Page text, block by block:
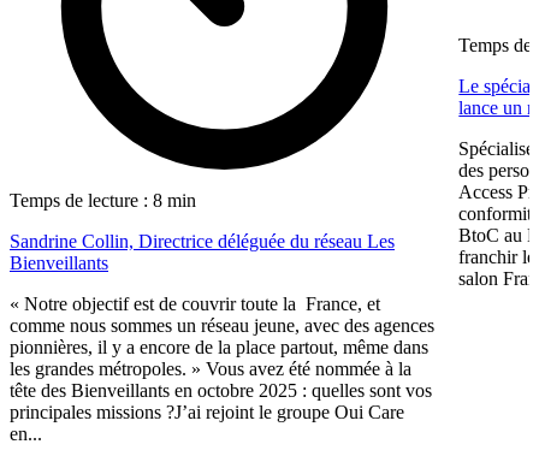
Temps de lecture : 8 min
Sandrine Collin, Directrice déléguée du réseau Les
Bienveillants
« Notre objectif est de couvrir toute la France, et
comme nous sommes un réseau jeune, avec des agences
pionnières, il y a encore de la place partout, même dans
les grandes métropoles. » Vous avez été nommée à la
tête des Bienveillants en octobre 2025 : quelles sont vos
principales missions ?J’ai rejoint le groupe Oui Care
en...
Temps de
Le
lance un
des
Access
BtoC au
franchir le
salon